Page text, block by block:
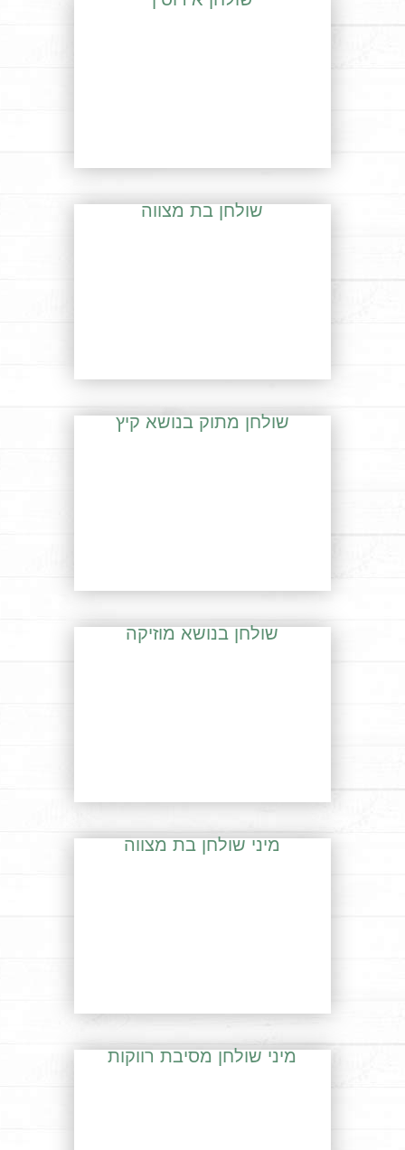
שולחן בת מצווה
שולחן מתוק בנושא קיץ
שולחן בנושא מוזיקה
מיני שולחן בת מצווה
מיני שולחן מסיבת רווקות